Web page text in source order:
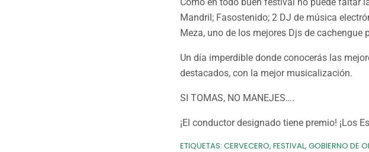
Mandril; Fasostenido; 2 DJ de música
Meza, uno de los mejores Djs de cachengue
Un día imperdible donde conocerás las
destacados, con la mejor musicalización.
SI TOMAS, NO MANEJES….
¡El conductor designado tiene premio! ¡Los
ETIQUETAS: CERVECERO, FESTIVAL, GOBIERNO DE